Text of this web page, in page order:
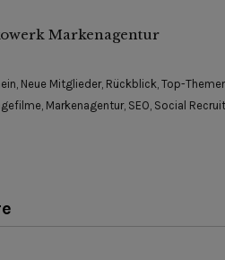
Markenagentur
, Neue Mitglieder, Rückblick, Top-
, Markenagentur, SEO, Social